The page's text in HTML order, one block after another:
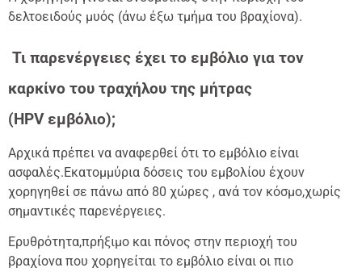
δελτοειδούς μυός (άνω έξω τμήμα του βραχίονα).
Τι παρενέργειες έχει το εμβόλιο για τον
καρκίνο του τραχήλου της μήτρας
( HPVεμβόλιο);
Αρχικά πρέπει να αναφερθεί ότι το εμβόλιο είναι
ασφαλές.Εκατομμύρια δόσεις του εμβολίου έχουν
χορηγηθεί σε πάνω από 80 χώρες , ανά τον κόσμο,χωρίς
σημαντικές παρενέργειες.
Ερυθρότητα,πρήξιμο και πόνος στην περιοχή του
βραχίονα που χορηγείται το εμβόλιο είναι οι πιο